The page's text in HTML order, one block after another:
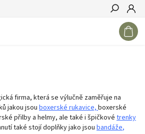
Hledat
firma, která se výlučně zaměřuje na
jakou jsou boxerské rukavice,boxerské
přilby a helmy, ale také i špičkové trenky
také stojí doplňky jako jsou bandáže,